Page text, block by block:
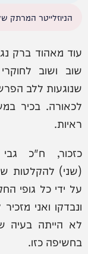
הניוזלייטר
עוד מאהוד ברק
שנוגעות ללב
לכאורה. בכיר
ראיות.
כזכור, ח"כ
(שני) להקלטות
על ידי כל גופי
ונבדקו ואני
לא הייתה בעיה
בחשיפה כזו.